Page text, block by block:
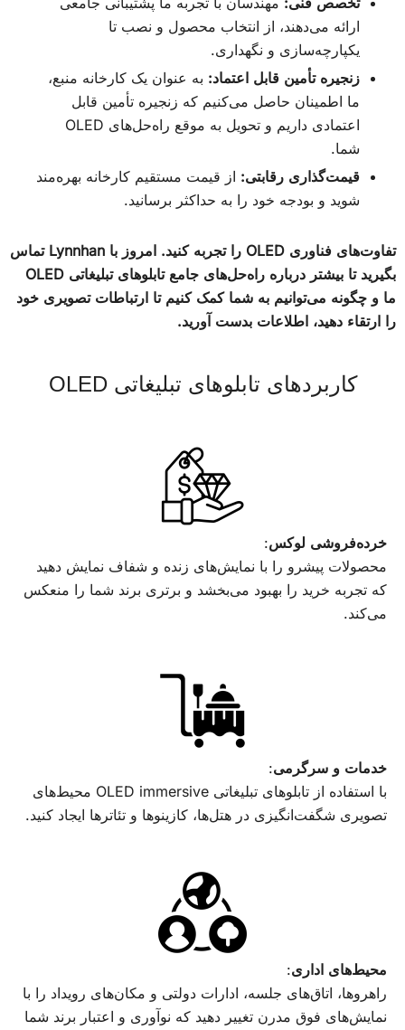
ارائه می‌دهند، از انتخاب محصول و نصب تا
یکپارچه‌سازی و نگهداری.
زنجیره تأمین قابل اعتماد: به عنوان یک کارخانه منبع،
ما اطمینان حاصل می‌کنیم که زنجیره تأمین قابل
اعتمادی داریم و تحویل به موقع راه‌حل‌های OLED
شما.
قیمت‌گذاری رقابتی: از قیمت مستقیم کارخانه بهره‌مند
شوید و بودجه خود را به حداکثر برسانید.
تفاوت‌های فناوری OLED را تجربه کنید. امروز با Lynnhan تماس
بگیرید تا بیشتر درباره راه‌حل‌های جامع تابلوهای تبلیغاتی OLED
ما و چگونه می‌توانیم به شما کمک کنیم تا ارتباطات تصویری خود
را ارتقاء دهید، اطلاعات بدست آورید.
کاربردهای تابلوهای تبلیغاتی OLED
خرده‌فروشی لوکس:
محصولات پیشرو را با نمایش‌های زنده و شفاف نمایش دهید
که تجربه خرید را بهبود می‌بخشد و برتری برند شما را منعکس
می‌کند.
خدمات و سرگرمی:
با استفاده از تابلوهای تبلیغاتی OLED immersive محیط‌های
تصویری شگفت‌انگیزی در هتل‌ها، کازینوها و تئاترها ایجاد کنید.
محیط‌های اداری:
راهروها، اتاق‌های جلسه، ادارات دولتی و مکان‌های رویداد را با
نمایش‌های فوق‌ مدرن تغییر دهید که نوآوری و اعتبار برند شما